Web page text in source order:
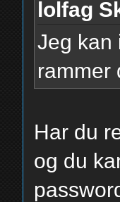
lolfag
Jeg kan
rammer
Har du
og du